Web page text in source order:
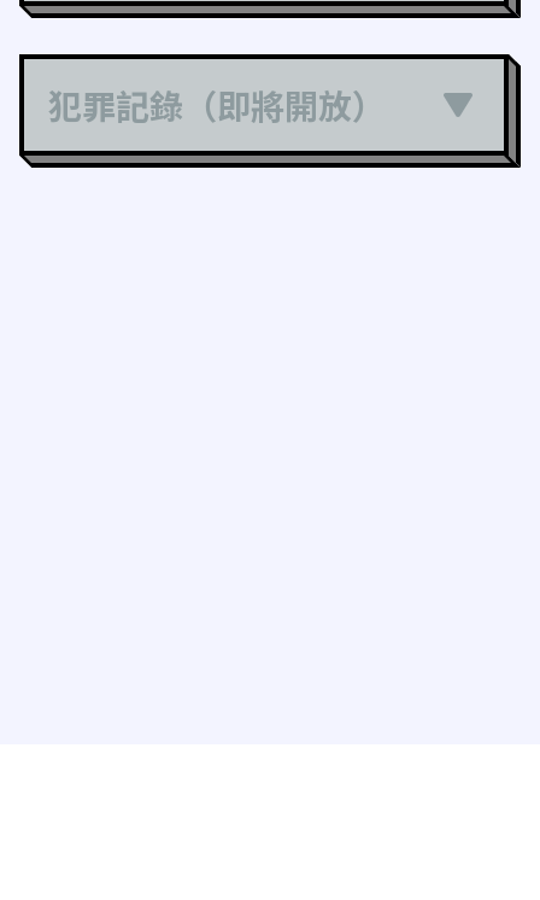
犯罪記錄（即將開放）